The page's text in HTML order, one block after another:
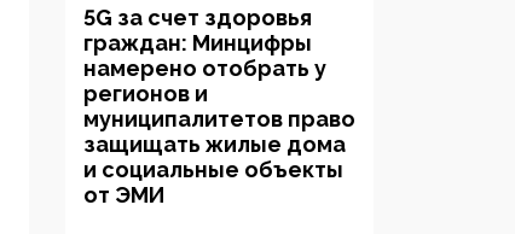
5G за счет здоровья
граждан: Минцифры
намерено отобрать у
регионов и
муниципалитетов право
защищать жилые дома
и социальные объекты
от ЭМИ